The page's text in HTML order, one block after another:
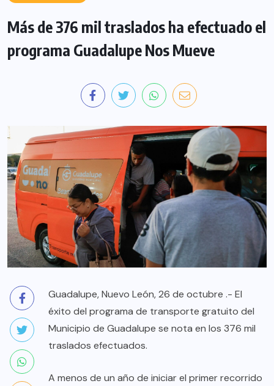
Más de 376 mil traslados ha efectuado el
programa Guadalupe Nos Mueve
Guadalupe, Nuevo León, 26 de octubre .- El
éxito del programa de transporte gratuito del
Municipio de Guadalupe se nota en los 376 mil
traslados efectuados.
A menos de un año de iniciar el primer recorrido